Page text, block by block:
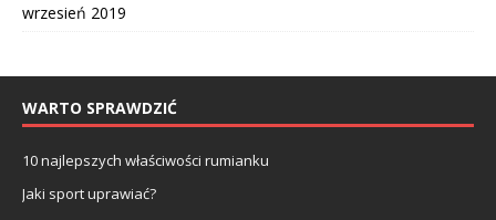
wrzesień 2019
WARTO SPRAWDZIĆ
10 najlepszych właściwości rumianku
Jaki sport uprawiać?